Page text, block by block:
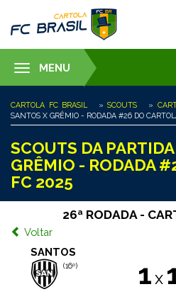
Toggle
navigation
MENU
CARTOLA FC BRASIL »SCOUTS »
SANTOS X GRÊMIO - RODADA #26 DO
SCOUTS DA
GRÊMIO - RODADA
FC 2025
26ª RODADA -
Voltar
SANTOS
(16º) 1x